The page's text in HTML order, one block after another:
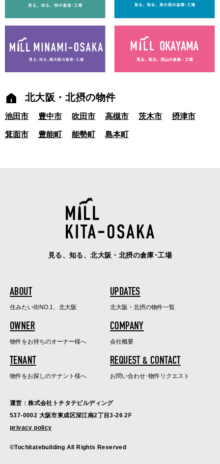
北大阪・北摂の物件
池田市 豊中市 吹田市 高槻市 茨木市 摂津市
箕面市 豊能町 能勢町 島本町
見る、知る、北大阪・北摂の倉庫･工場
ABOUT
住みたい街NO.1、北大阪
UPDATES
北大阪・北摂の物件一覧
OWNER
物件をお持ちのオーナー様へ
COMPANY
会社概要
TENANT
物件をお探しのテナント様へ
REQUEST & CONTACT
お問い合わせ･物件リクエスト
運営：株式会社トチタテビルディング
537-0002 大阪市東成区深江南2丁目3-26 2F
privacy policy
©Tochitatebuilding All Rights Reserved